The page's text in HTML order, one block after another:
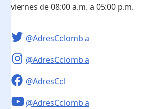
viernes de 08:00 a.m. a 05:00 p.m.
@AdresColombia
@AdresColombia
@AdresCol
@AdresColombia